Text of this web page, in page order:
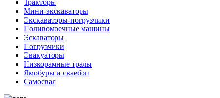
Тракторы
Мини-экскаваторы
Экскаваторы-погрузчики
Поливомоечные машины
Эскаваторы
Погрузчики
Эвакуаторы
Низкорамные тралы
Ямобуры и сваебои
Самосвал